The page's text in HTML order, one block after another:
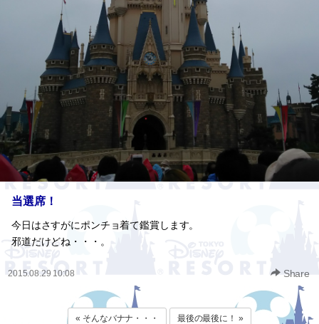
当選席！
今日はさすがにポンチョ着て鑑賞します。
邪道だけどね・・・。
2015.08.29 10:08 Share
« そんなバナナ・・・ 最後の最後に！ »